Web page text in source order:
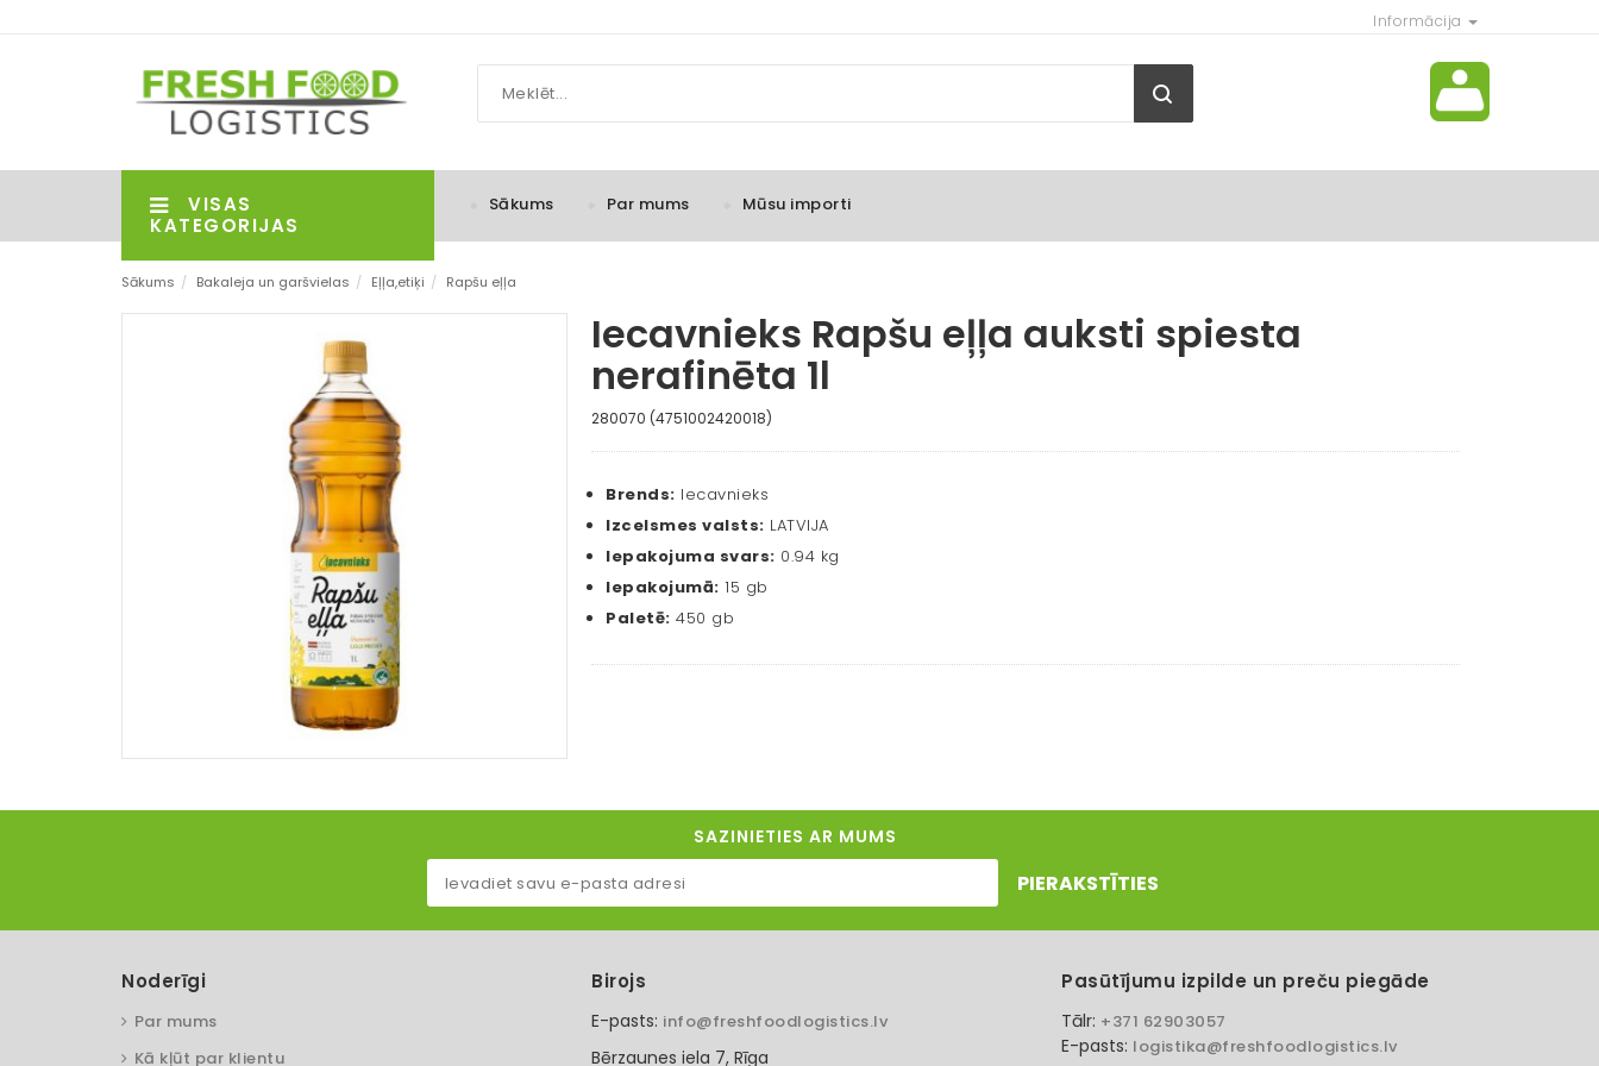
Informācija
VISAS
KATEGORIJAS
Sākums Par mums Mūsu importi
Sākums / Bakaleja un garšvielas / Eļļa,etiķi / Rapšu eļļa
Iecavnieks Rapšu eļļa auksti spiesta
nerafinēta 1l
280070 (4751002420018)
Brends: Iecavnieks
Izcelsmes valsts: LATVIJA
Iepakojuma svars: 0.94 kg
Iepakojumā: 15 gb
Paletē: 450 gb
SAZINIETIES AR MUMS
PIERAKSTĪTIES
Noderīgi
Par mums
Kā kļūt par klientu
Birojs
E-pasts: info@freshfoodlogistics.lv
Bērzaunes iela 7, Rīga
Pasūtījumu izpilde un preču piegāde
Tālr: +371 62903057
E-pasts: logistika@freshfoodlogistics.lv